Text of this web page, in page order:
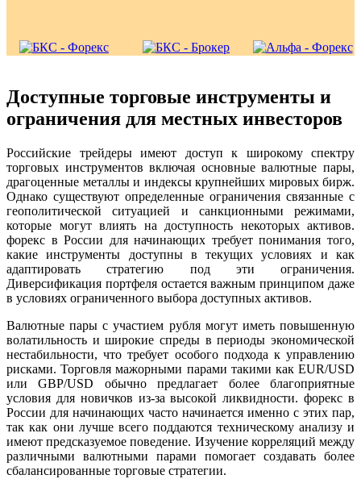
Доступные торговые инструменты и
ограничения для местных инвесторов
Российские трейдеры имеют доступ к широкому спектру
торговых инструментов включая основные валютные пары,
драгоценные металлы и индексы крупнейших мировых бирж.
Однако существуют определенные ограничения связанные с
геополитической ситуацией и санкционными режимами,
которые могут влиять на доступность некоторых активов.
форекс в России для начинающих требует понимания того,
какие инструменты доступны в текущих условиях и как
адаптировать стратегию под эти ограничения.
Диверсификация портфеля остается важным принципом даже
в условиях ограниченного выбора доступных активов.
Валютные пары с участием рубля могут иметь повышенную
волатильность и широкие спреды в периоды экономической
нестабильности, что требует особого подхода к управлению
рисками. Торговля мажорными парами такими как EUR/USD
или GBP/USD обычно предлагает более благоприятные
условия для новичков из-за высокой ликвидности. форекс в
России для начинающих часто начинается именно с этих пар,
так как они лучше всего поддаются техническому анализу и
имеют предсказуемое поведение. Изучение корреляций между
различными валютными парами помогает создавать более
сбалансированные торговые стратегии.